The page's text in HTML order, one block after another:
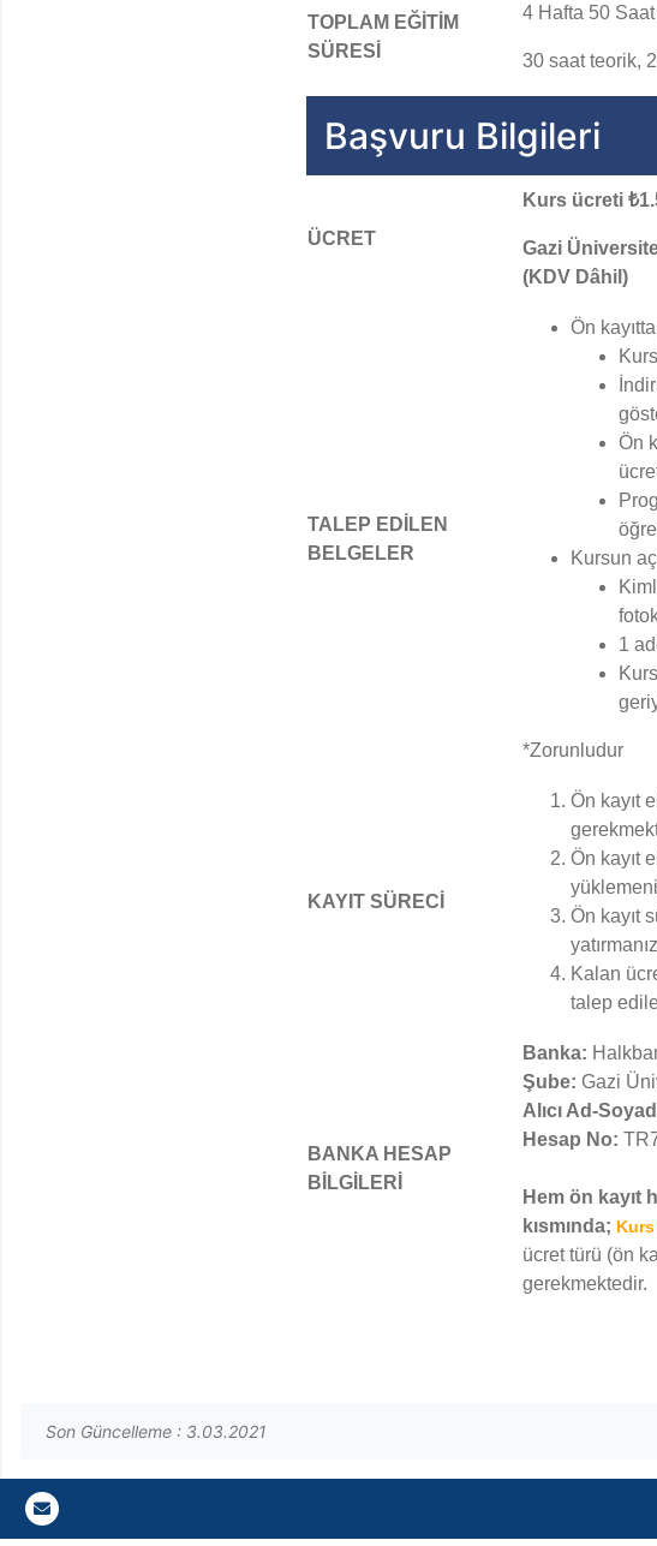
TOPLAM EĞİTİM
SÜRESİ
4 Hafta 50
30 saat teorik,
Başvuru Bilgileri
ÜCRET
Kurs ücreti
Gazi
(KDV Dâhil)
TALEP EDİLEN
BELGELER
Ön
Ön
Kursun
1
*Zorunludur
KAYIT SÜRECİ
Ön kayıt
Ön kayıt
Ön kayıt
Kalan
talep
BANKA HESAP
BİLGİLERİ
Banka:
Şube: Gazi
Alıcı Ad-
Hesap No:
Hem ön kayıt
kısmında;
ücret türü (ön
gerekmektedir.
Son Güncelleme : 3.03.2021
Gazi E-Mail